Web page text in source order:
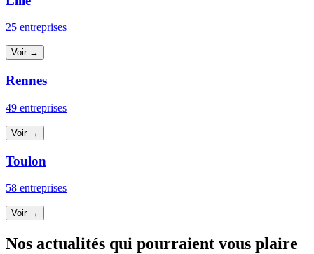
25 entreprises
Voir →
Rennes
49 entreprises
Voir →
Toulon
58 entreprises
Voir →
Nos actualités qui pourraient vous plaire